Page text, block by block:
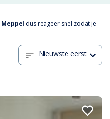
Meppel dus reageer snel zodat je
Nieuwste eerst